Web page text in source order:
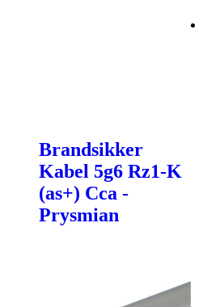
Brandsikker
Kabel 5g6 Rz1-K
(as+) Cca -
Prysmian